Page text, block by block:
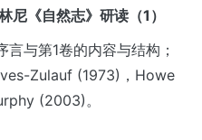
尼《自然志》研读（1 ）
与第1卷的内容与结构；
Zulauf (1973)，Howe
(2003)。